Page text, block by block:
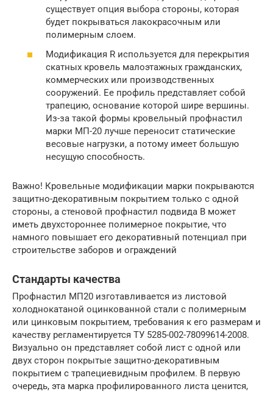
существует опция выбора стороны, которая
будет покрываться лакокрасочным или
полимерным слоем.
Модификация R используется для перекрытия
скатных кровель малоэтажных гражданских,
коммерческих или производственных
сооружений. Ее профиль представляет собой
трапецию, основание которой шире вершины.
Из-за такой формы кровельный профнастил
марки МП-20 лучше переносит статические
весовые нагрузки, а потому имеет большую
несущую способность.
Важно! Кровельные модификации марки покрываются
защитно-декоративным покрытием только с одной
стороны, а стеновой профнастил подвида В может
иметь двухстороннее полимерное покрытие, что
намного повышает его декоративный потенциал при
строительстве заборов и ограждений
Стандарты качества
Профнастил МП20 изготавливается из листовой
холоднокатаной оцинкованной стали с полимерным
или цинковым покрытием, требования к его размерам и
качеству регламентируется ТУ 5285-002-78099614-2008.
Визуально он представляет собой лист с одной или
двух сторон покрытые защитно-декоративным
покрытием с трапециевидным профилем. В первую
очередь, эта марка профилированного листа ценится,